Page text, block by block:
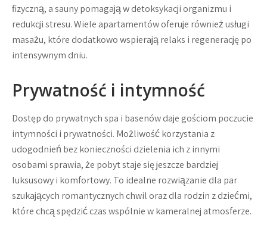
fizyczną, a sauny pomagają w detoksykacji organizmu i
redukcji stresu. Wiele apartamentów oferuje również usługi
masażu, które dodatkowo wspierają relaks i regenerację po
intensywnym dniu.
Prywatność i intymność
Dostęp do prywatnych spa i basenów daje gościom poczucie
intymności i prywatności. Możliwość korzystania z
udogodnień bez konieczności dzielenia ich z innymi
osobami sprawia, że pobyt staje się jeszcze bardziej
luksusowy i komfortowy. To idealne rozwiązanie dla par
szukających romantycznych chwil oraz dla rodzin z dziećmi,
które chcą spędzić czas wspólnie w kameralnej atmosferze.